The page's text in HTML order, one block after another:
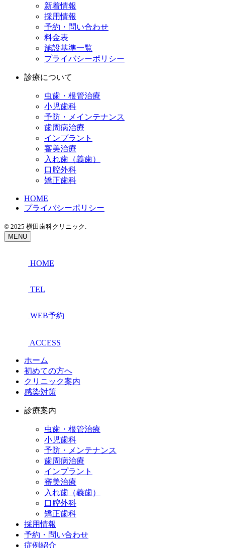
新着情報
採用情報
予約・問い合わせ
料金表
施設基準一覧
プライバシーポリシー
診療について
虫歯・根管治療
小児歯科
予防・メインテナンス
歯周病治療
インプラント
審美治療
入れ歯（義歯）
口腔外科
矯正歯科
HOME
プライバシーポリシー
© 2025 横田歯科クリニック.
MENU
HOME
TEL
WEB予約
ACCESS
ホーム
初めての方へ
クリニック案内
感染対策
診療案内
虫歯・根管治療
小児歯科
予防・メンテナンス
歯周病治療
インプラント
審美治療
入れ歯（義歯）
口腔外科
矯正歯科
採用情報
予約・問い合わせ
症例紹介